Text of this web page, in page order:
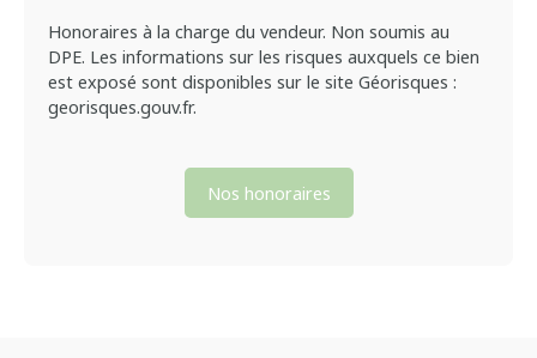
Honoraires à la charge du vendeur. Non soumis au
DPE. Les informations sur les risques auxquels ce bien
est exposé sont disponibles sur le site Géorisques :
georisques.gouv.fr.
Nos honoraires